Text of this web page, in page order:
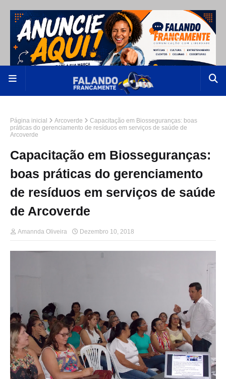
Página inicial Arcoverde
Capacitação em Biosseguranças: boas
práticas do gerenciamento de resíduos em serviços de saúde de
Arcoverde
Capacitação em Biosseguranças:
boas práticas do gerenciamento
de resíduos em serviços de saúde
de Arcoverde
Amannda Oliveira Dezembro 10, 2018